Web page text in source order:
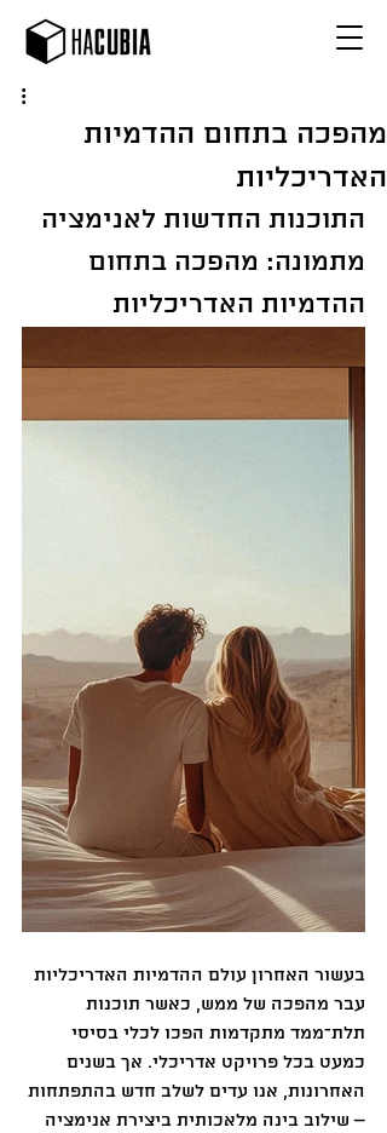
מהפכה בתחום ההדמיות
האדריכליות
התוכנות החדשות לאנימציה
מתמונה: מהפכה בתחום
ההדמיות האדריכליות
בעשור האחרון עולם ההדמיות האדריכליות
עבר מהפכה של ממש, כאשר תוכנות
תלת־ממד מתקדמות הפכו לכלי בסיסי
כמעט בכל פרויקט אדריכלי. אך בשנים
האחרונות, אנו עדים לשלב חדש בהתפתחות
– שילוב בינה מלאכותית ביצירת אנימציה